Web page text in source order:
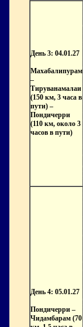
День 3: 04.01.27
Махабалипурам
–
Тируванамалаи
(150 км, 3 часа в
пути) –
Пондичерри
(110 км, около 3
часов в пути)
День 4: 05.01.27
Пондичерри –
Чидамбарам (70